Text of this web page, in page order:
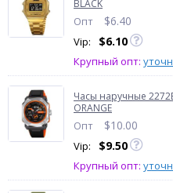
BLACK
Опт $6.40
Vip: $6.10
Крупный опт:
Часы наручные
ORANGE
Опт $10.00
Vip: $9.50
Крупный опт: